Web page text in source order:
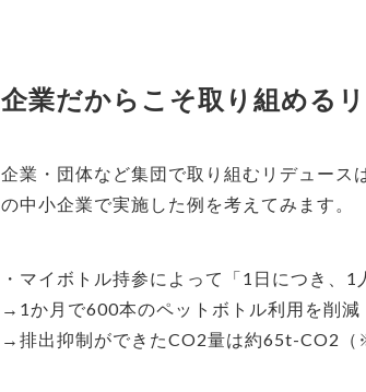
企業だからこそ取り組める
企業・団体など集団で取り組むリデュース
の中小企業で実施した例を考えてみます。
・マイボトル持参によって「1日につき、
→1か月で600本のペットボトル利用を削減
→排出抑制ができたCO2量は約65t-CO2（